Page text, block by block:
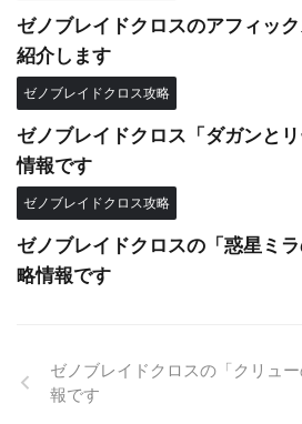
ゼノブレイドクロスのアフィッ
紹介します
ゼノブレイドクロス攻略
ゼノブレイドクロス「ダガンと
情報です
ゼノブレイドクロス攻略
ゼノブレイドクロスの「惑星ミ
略情報です
ゼノブレイドクロスの「クリュ
報です